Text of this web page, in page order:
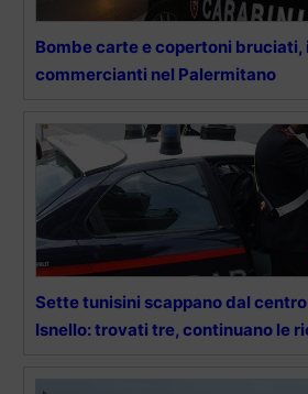
Bombe carte e copertoni
commercianti nel Palermitano
Sette tunisini scappano dal
Isnello: trovati tre, continuano le